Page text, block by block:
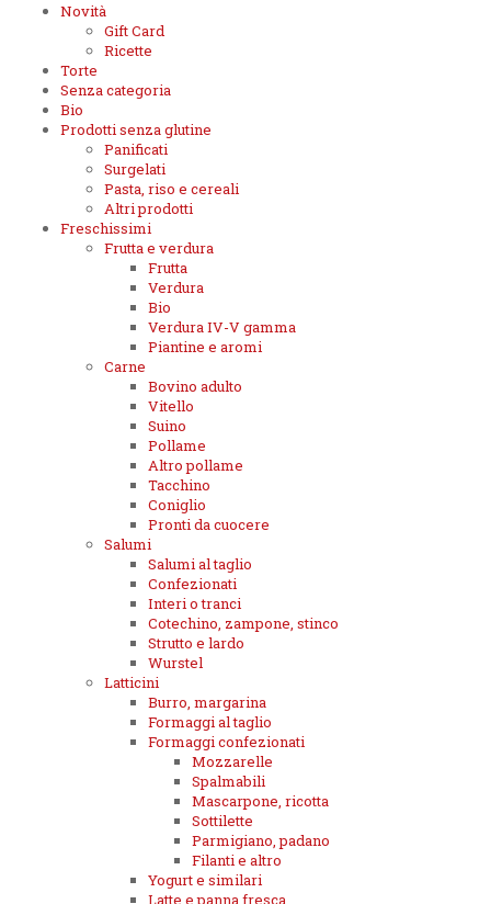
Novità
Gift Card
Ricette
Torte
Senza categoria
Bio
Prodotti senza glutine
Panificati
Surgelati
Pasta, riso e cereali
Altri prodotti
Freschissimi
Frutta e verdura
Frutta
Verdura
Bio
Verdura IV-V gamma
Piantine e aromi
Carne
Bovino adulto
Vitello
Suino
Pollame
Altro pollame
Tacchino
Coniglio
Pronti da cuocere
Salumi
Salumi al taglio
Confezionati
Interi o tranci
Cotechino, zampone, stinco
Strutto e lardo
Wurstel
Latticini
Burro, margarina
Formaggi al taglio
Formaggi confezionati
Mozzarelle
Spalmabili
Mascarpone, ricotta
Sottilette
Parmigiano, padano
Filanti e altro
Yogurt e similari
Latte e panna fresca